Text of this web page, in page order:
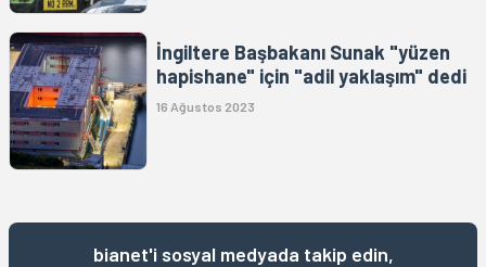
İngiltere Başbakanı Sunak "yüzen
hapishane" için "adil yaklaşım" dedi
16 Ağustos 2023
bianet'i sosyal medyada takip edin,